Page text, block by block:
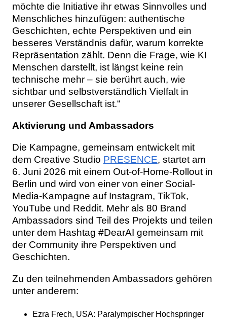
möchte die Initiative ihr etwas Sinnvolles und
Menschliches hinzufügen: authentische
Geschichten, echte Perspektiven und ein
besseres Verständnis dafür, warum korrekte
Repräsentation zählt. Denn die Frage, wie KI
Menschen darstellt, ist längst keine rein
technische mehr – sie berührt auch, wie
sichtbar und selbstverständlich Vielfalt in
unserer Gesellschaft ist.“
Aktivierung und Ambassadors
Die Kampagne, gemeinsam entwickelt mit
dem Creative Studio PRESENCE, startet am
6. Juni 2026 mit einem Out-of-Home-Rollout in
Berlin und wird von einer von einer Social-
Media-Kampagne auf Instagram, TikTok,
YouTube und Reddit. Mehr als 80 Brand
Ambassadors sind Teil des Projekts und teilen
unter dem Hashtag #DearAI gemeinsam mit
der Community ihre Perspektiven und
Geschichten.
Zu den teilnehmenden Ambassadors gehören
unter anderem:
Ezra Frech, USA: Paralympischer Hochspringer